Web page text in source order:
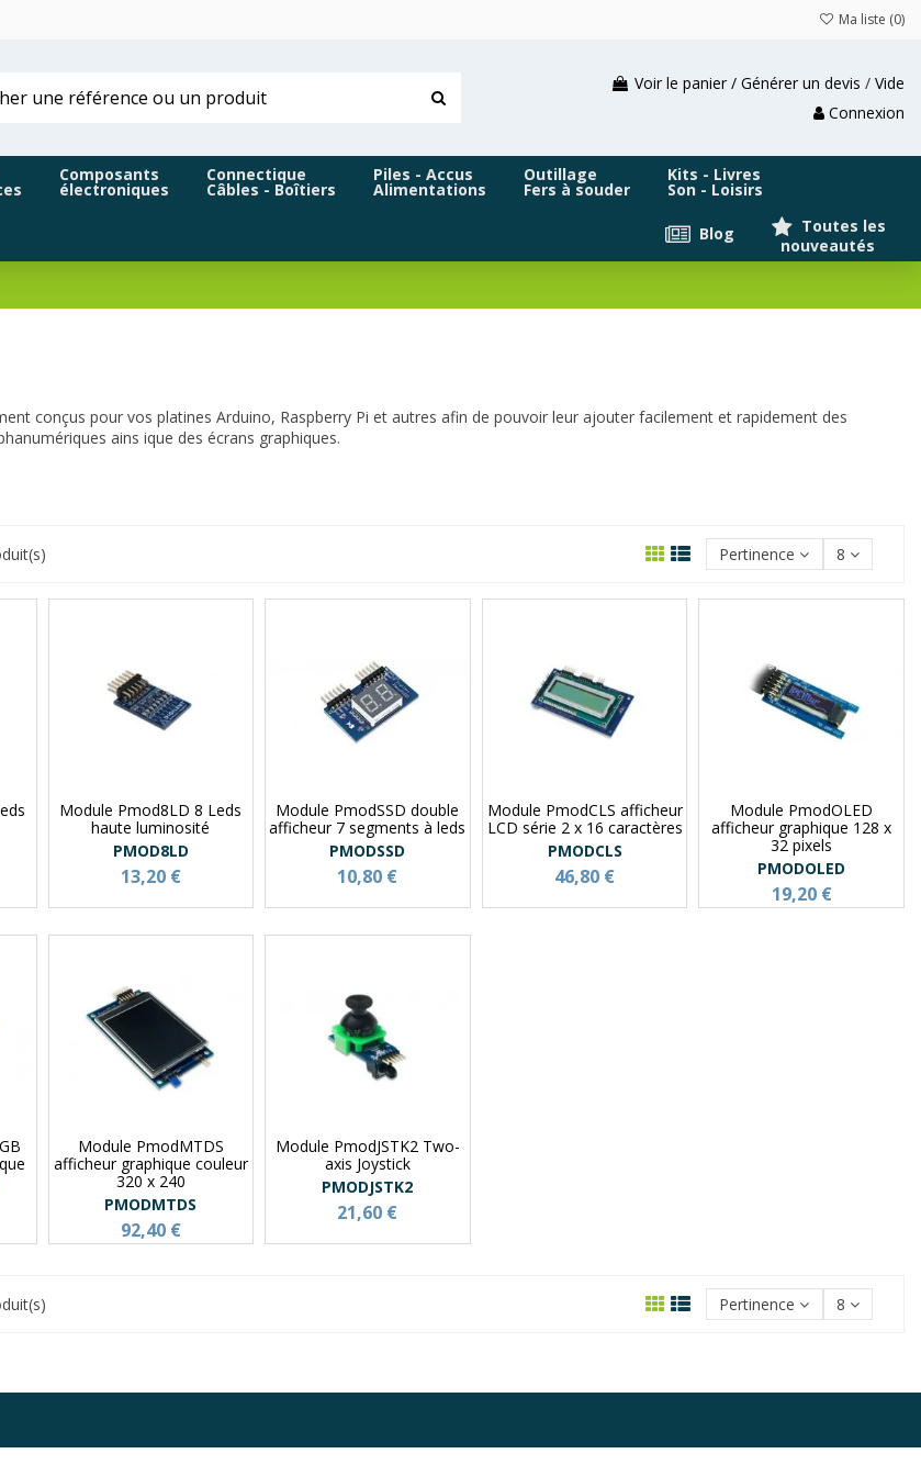
Ma liste (0)
Voir le panier / Générer un devis / Vide
Connexion
Composants
électroniques
Connectique
Câbles - Boîtiers
Piles - Accus
Alimentations
Outillage
Fers à souder
Kits - Livres
Son - Loisirs
Toutes les
nouveautés
Blog
conçus pour vos platines Arduino, Raspberry Pi et autres afin de pouvoir leur ajouter facilement et rapidement des
ains ique des écrans graphiques.
Pertinence 8
Module Pmod8LD 8 Leds
haute luminosité
PMOD8LD
13,20 €
Module PmodSSD double
afficheur 7 segments à leds
PMODSSD
10,80 €
Module PmodCLS afficheur
LCD série 2 x 16 caractères
PMODCLS
46,80 €
Module PmodOLED
afficheur graphique 128 x
32 pixels
PMODOLED
19,20 €
Module PmodMTDS
afficheur graphique couleur
320 x 240
PMODMTDS
92,40 €
Module PmodJSTK2 Two-
axis Joystick
PMODJSTK2
21,60 €
Pertinence 8